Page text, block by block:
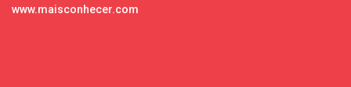
www.maisconhecer.com